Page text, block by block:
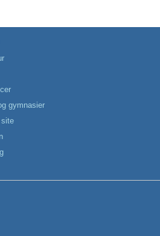
gymnasier
site